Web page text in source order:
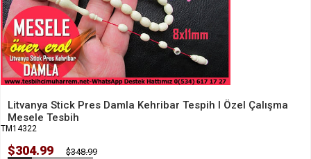
Litvanya Stick Pres Damla Kehribar Tespih I Özel Çalışma
Mesele Tesbih
TM14322
$304.99 $348.99